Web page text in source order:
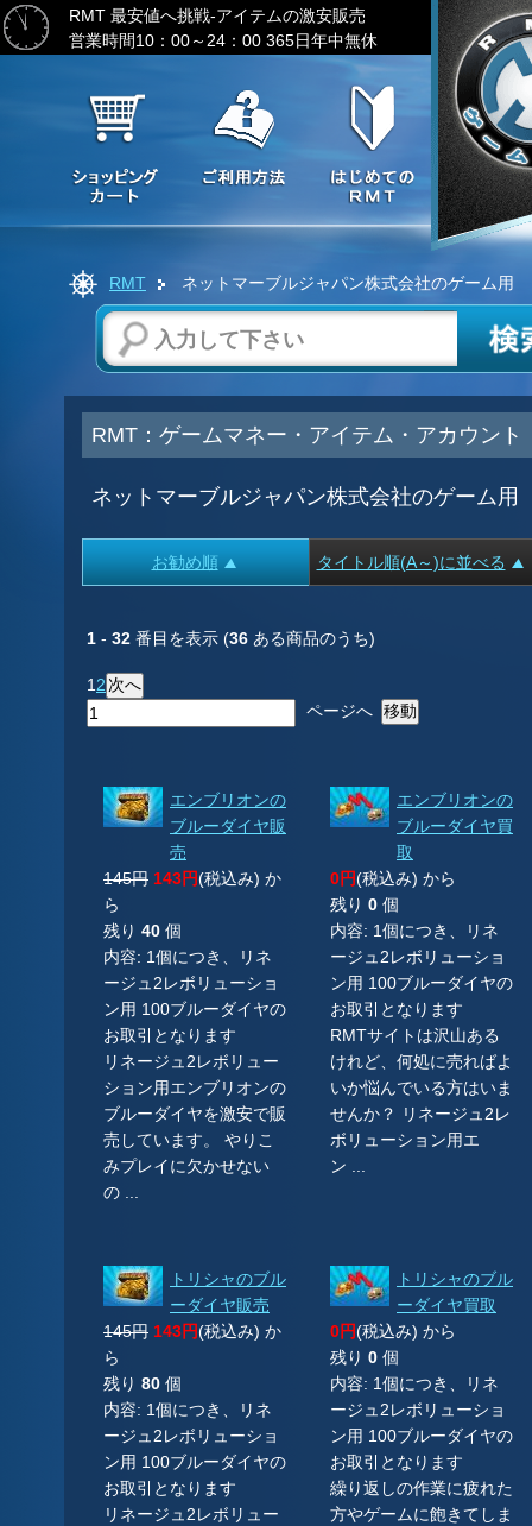
RMT 最安値へ挑戦-アイテムの激安販売
営業時間10：00～24：00 365日年中無休
RMT ネットマーブルジャパン株式会社のゲーム用
RMT：ゲームマネー・アイテム・アカウント
ネットマーブルジャパン株式会社のゲーム用
お勧め順 タイトル順(A～)に並べる
1 - 32 番目を表示 (36 ある商品のうち)
12
ページへ
エンブリオンの
ブルーダイヤ販
売
145円 143円(税込み) か
ら
残り 40 個
内容: 1個につき、リネ
ージュ2レボリューショ
ン用 100ブルーダイヤの
お取引となります
リネージュ2レボリュー
ション用エンブリオンの
ブルーダイヤを激安で販
売しています。 やりこ
みプレイに欠かせない
の ...
エンブリオンの
ブルーダイヤ買
取
0円(税込み) から
残り 0 個
内容: 1個につき、リネ
ージュ2レボリューショ
ン用 100ブルーダイヤの
お取引となります
RMTサイトは沢山ある
けれど、何処に売ればよ
いか悩んでいる方はいま
せんか？ リネージュ2レ
ボリューション用エ
ン ...
トリシャのブル
ーダイヤ販売
145円 143円(税込み) か
ら
残り 80 個
内容: 1個につき、リネ
ージュ2レボリューショ
ン用 100ブルーダイヤの
お取引となります
リネージュ2レボリュー
トリシャのブル
ーダイヤ買取
0円(税込み) から
残り 0 個
内容: 1個につき、リネ
ージュ2レボリューショ
ン用 100ブルーダイヤの
お取引となります
繰り返しの作業に疲れた
方やゲームに飽きてしま